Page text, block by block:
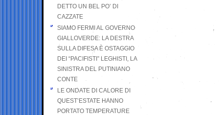
DETTO UN BEL PO’ DI
CAZZATE
SIAMO FERMI AL GOVERNO
GIALLOVERDE: LA DESTRA
SULLA DIFESA È OSTAGGIO
DEI “PACIFISTI” LEGHISTI, LA
SINISTRA DEL PUTINIANO
CONTE
LE ONDATE DI CALORE DI
QUEST’ESTATE HANNO
PORTATO TEMPERATURE